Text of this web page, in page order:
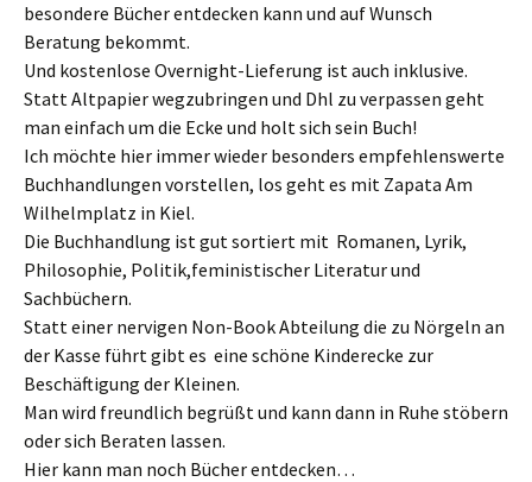
besondere Bücher entdecken kann und auf Wunsch
Beratung bekommt.
Und kostenlose Overnight-Lieferung ist auch inklusive.
Statt Altpapier wegzubringen und Dhl zu verpassen geht
man einfach um die Ecke und holt sich sein Buch!
Ich möchte hier immer wieder besonders empfehlenswerte
Buchhandlungen vorstellen, los geht es mit Zapata Am
Wilhelmplatz in Kiel.
Die Buchhandlung ist gut sortiert mit Romanen, Lyrik,
Philosophie, Politik,feministischer Literatur und
Sachbüchern.
Statt einer nervigen Non-Book Abteilung die zu Nörgeln an
der Kasse führt gibt es eine schöne Kinderecke zur
Beschäftigung der Kleinen.
Man wird freundlich begrüßt und kann dann in Ruhe stöbern
oder sich Beraten lassen.
Hier kann man noch Bücher entdecken…